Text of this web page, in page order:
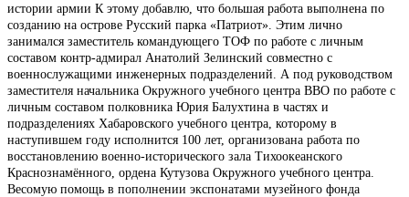
истории армии К этому добавлю, что большая работа выполнена по
созданию на острове Русский парка «Патриот». Этим лично
занимался заместитель командующего ТОФ по работе с личным
составом контр-адмирал Анатолий Зелинский совместно с
военнослужащими инженерных подразделений. А под руководством
заместителя начальника Окружного учебного центра ВВО по работе с
личным составом полковника Юрия Балухтина в частях и
подразделениях Хабаровского учебного центра, которому в
наступившем году исполнится 100 лет, организована работа по
восстановлению военно-исторического зала Тихоокеанского
Краснознамённого, ордена Кутузова Окружного учебного центра.
Весомую помощь в пополнении экспонатами музейного фонда